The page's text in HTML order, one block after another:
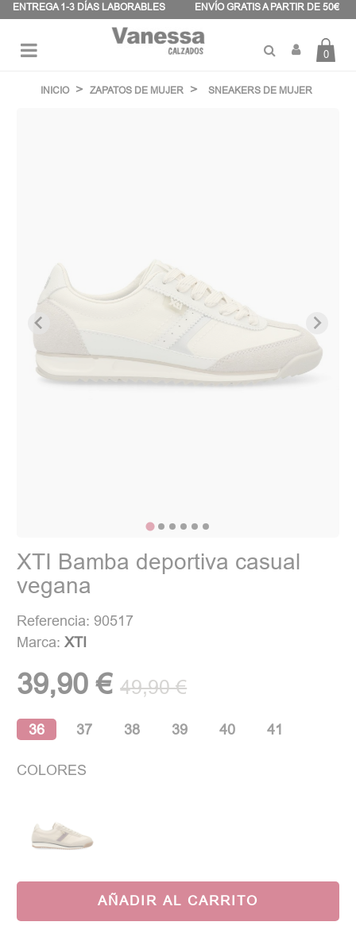
ENTREGA 1-3 DÍAS LABORABLES ENVÍO GRATIS A PARTIR DE 50€
palanca
0
INICIO ZAPATOS DE MUJER SNEAKERS DE MUJER
XTI Bamba deportiva casual
vegana
Referencia: 90517
Marca:XTI
39,90 € 49,90 €
36 37 38 39 40 41
COLORES
AÑADIR AL CARRITO
Panel de gestión de cookies